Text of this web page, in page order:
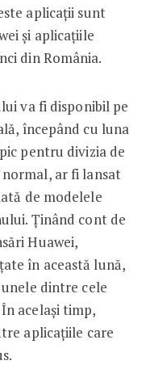
aplicații sunt
și aplicațiile
din România.
va fi disponibil pe
începând cu luna
pentru divizia de
ar fi lansat
de modelele
Ținând cont de
Huawei,
în această lună,
dintre cele
același timp,
aplicațiile care